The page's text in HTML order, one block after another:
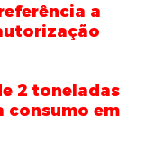
a
2 toneladas
consumo em